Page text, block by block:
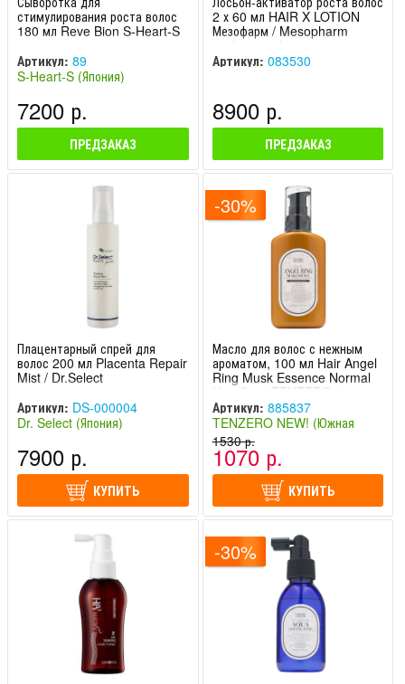
стимулирования роста волос
180 мл Reve Bion S-Heart-S
Артикул: 89
S-Heart-S (Япония)
7200 р.
ПРЕДЗАКАЗ
2 х 60 мл HAIR X LOTION
Мезофарм / Mesopharm
professional
Артикул: 083530
8900 р.
ПРЕДЗАКАЗ
Плацентарный спрей для
волос 200 мл Placenta Repair
Mist / Dr.Select
Артикул: DS-000004
Dr. Select (Япония)
7900 р.
КУПИТЬ
-30%
Масло для волос с нежным
ароматом, 100 мл Hair Angel
Ring Musk Essence Normal
Hair Care TENZERO /
Тензеро
Артикул: 885837
TENZERO NEW! (Южная
Корея)
1530 р.
1070 р.
КУПИТЬ
-30%